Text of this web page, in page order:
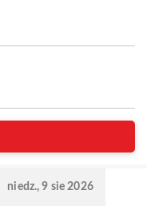
niedz., 9 sie 2026